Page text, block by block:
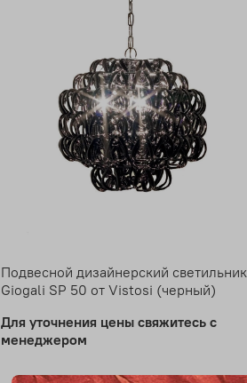
Подвесной дизайнерский светильник
Giogali SP 50 от Vistosi (черный)
Для уточнения цены свяжитесь с
менеджером